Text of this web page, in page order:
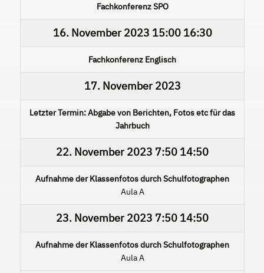
Fachkonferenz SPO
16. November 2023 15:00 16:30
Fachkonferenz Englisch
17. November 2023
Letzter Termin: Abgabe von Berichten, Fotos etc für das
Jahrbuch
22. November 2023 7:50 14:50
Aufnahme der Klassenfotos durch Schulfotographen
Aula A
23. November 2023 7:50 14:50
Aufnahme der Klassenfotos durch Schulfotographen
Aula A